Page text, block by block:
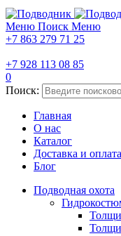
Меню Поиск Меню
+7 863 279 71 25
+7 928 113 08 85
0
Поиск:
Главная
О нас
Каталог
Доставка и оплата
Блог
Подводная охота